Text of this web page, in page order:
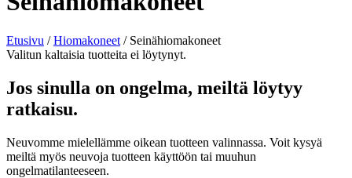
Etusivu /Hiomakoneet / Seinähiomakoneet
Valitun kaltaisia tuotteita ei löytynyt.
Jos sinulla on ongelma, meiltä löytyy
ratkaisu.
Neuvomme mielellämme oikean tuotteen valinnassa. Voit kysyä
meiltä myös neuvoja tuotteen käyttöön tai muuhun
ongelmatilanteeseen.